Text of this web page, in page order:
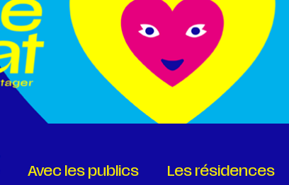
Avec les publics Les résidences